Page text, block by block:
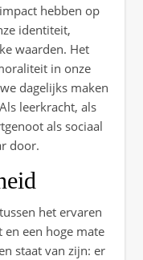
hebben op
identiteit,
waarden. Het
in onze
dagelijks maken
leerkracht, als
als sociaal
door.
het ervaren
een hoge mate
staat van zijn: er